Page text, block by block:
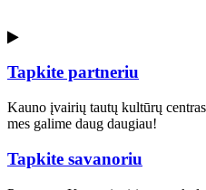
Tapkite partneriu
Kauno įvairių tautų kultūrų
mes galime daug daugiau!
Tapkite savanoriu